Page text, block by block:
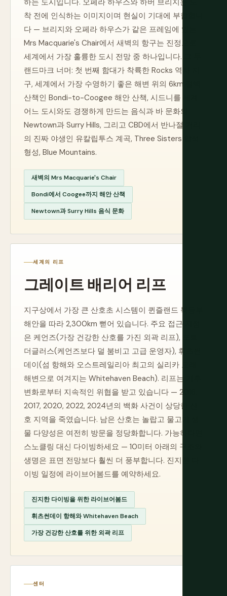
하는 도시입니다. 오페라 하우스와 하버 브리지는 도
착 전에 인식하는 이미지이며 현실이 기대에 부합합니
다 — 브리지와 오페라 하우스가 같은 프레임에 있는
Mrs Macquarie's Chair에서 새벽의 항구는 진정으로
세계에서 가장 훌륭한 도시 전망 중 하나입니다. 그 두
랜드마크 너머: 첫 번째 함대가 착륙한 Rocks 역사 지
구, 세계에서 가장 수영하기 좋은 해변 위의 6km 절벽
산책인 Bondi-to-Coogee 해안 산책, 시드니를 세계
어느 도시와도 경쟁하게 만드는 음식과 바 문화의
Newtown과 Surry Hills, 그리고 CBD에서 반나절 거리
의 진짜 야생인 유칼립투스 계곡, Three Sisters 암석
형성, Blue Mountains.
새벽의 Mrs Macquarie's Chair
Bondi에서 Coogee까지 해안 산책
Newtown과 Surry Hills 음식 문화
세계의 리프
그레이트 배리어 리프
지구상에서 가장 큰 산호초 시스템이 퀸즐랜드 북동부
해안을 따라 2,300km 뻗어 있습니다. 주요 접근 지점
은 케언즈(가장 건강한 산호를 가진 외곽 리프), 포트
더글러스(케언즈보다 덜 붐비고 고급 운영자), 휘츠썬
데이(섬 항해와 오스트레일리아 최고의 실리카 모래
해변으로 여겨지는 Whitehaven Beach). 리프는 기후
변화로부터 지속적인 위협을 받고 있습니다 — 2016,
2017, 2020, 2022, 2024년의 백화 사건이 상당한 산
호 지역을 죽였습니다. 남은 산호는 놀랍고 물고기 생
물 다양성은 여전히 방문을 정당화합니다. 가능하다면
스노클링 대신 다이빙하세요 — 10미터 아래의 구조와
생명은 표면 전망보다 훨씬 더 풍부합니다. 진지한 다
이빙 일정에 라이브어봄드를 예약하세요.
진지한 다이빙을 위한 라이브어봄드
휘츠썬데이 항해와 Whitehaven Beach
가장 건강한 산호를 위한 외곽 리프
센터